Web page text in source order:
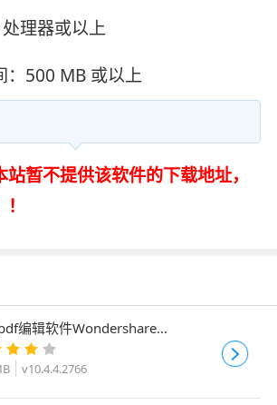
理器或以上
：500 MB 或以上
暂不提供该软件的下载地址，
编辑软件Wondershare
10 专业版 v10.4.4.2766 中
安装版
v10.4.4.2766